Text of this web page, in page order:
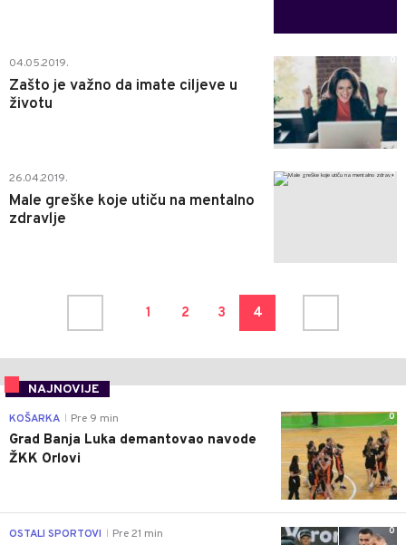
04.05.2019.
Zašto je važno da imate ciljeve u
životu
0
26.04.2019.
Male greške koje utiču na mentalno
zdravlje
0
1 2 3 4
NAJNOVIJE
0
KOŠARKA Pre 9 min
Grad Banja Luka demantovao navode
ŽKK Orlovi
0
OSTALI SPORTOVI Pre 21 min